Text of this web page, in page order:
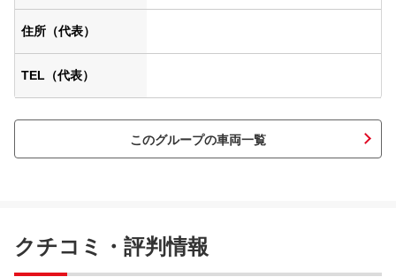
住所（代表）
TEL（代表）
このグループの車両一覧
クチコミ・評判情報